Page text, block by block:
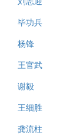
毕功兵
杨锋
王官武
谢毅
王细胜
龚流柱